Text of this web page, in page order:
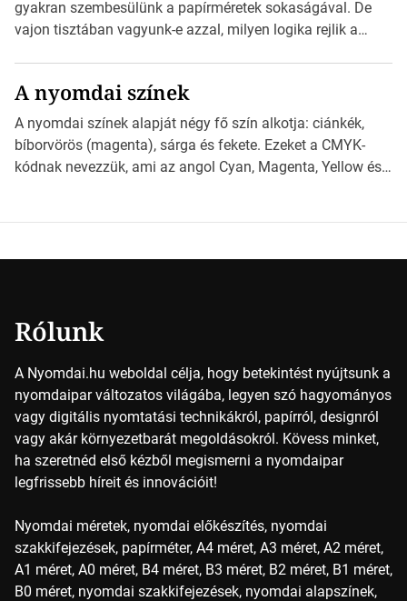
derüljön ki, hogy valamit másképp kellett volna csinálni! […]
gyakran szembesülünk a papírméretek sokaságával. De
vajon tisztában vagyunk-e azzal, milyen logika rejlik a
*Hirdetés Ebben a cikkben a papírméretek izgalmas
világába kalauzolunk el téged, hogy jobban megértsd,
milyen szempontok alapján érdemes választanod a
jövőben. Bevezetés a papírméretek világába A […]
A nyomdai színek
A nyomdai színek alapját négy fő szín alkotja: ciánkék,
bíborvörös (magenta), sárga és fekete. Ezeket a CMYK-
kódnak nevezzük, ami az angol Cyan, Magenta, Yellow és
Rólunk
A Nyomdai.hu weboldal célja, hogy betekintést nyújtsunk a
nyomdaipar változatos világába, legyen szó hagyományos
vagy digitális nyomtatási technikákról, papírról, designról
vagy akár környezetbarát megoldásokról. Kövess minket,
ha szeretnéd első kézből megismerni a nyomdaipar
legfrissebb híreit és innovációit!
Nyomdai méretek, nyomdai előkészítés, nyomdai
szakkifejezések, papírméter, A4 méret, A3 méret, A2 méret,
A1 méret, A0 méret, B4 méret, B3 méret, B2 méret, B1 méret,
B0 méret, nyomdai szakkifejezések, nyomdai alapszínek,